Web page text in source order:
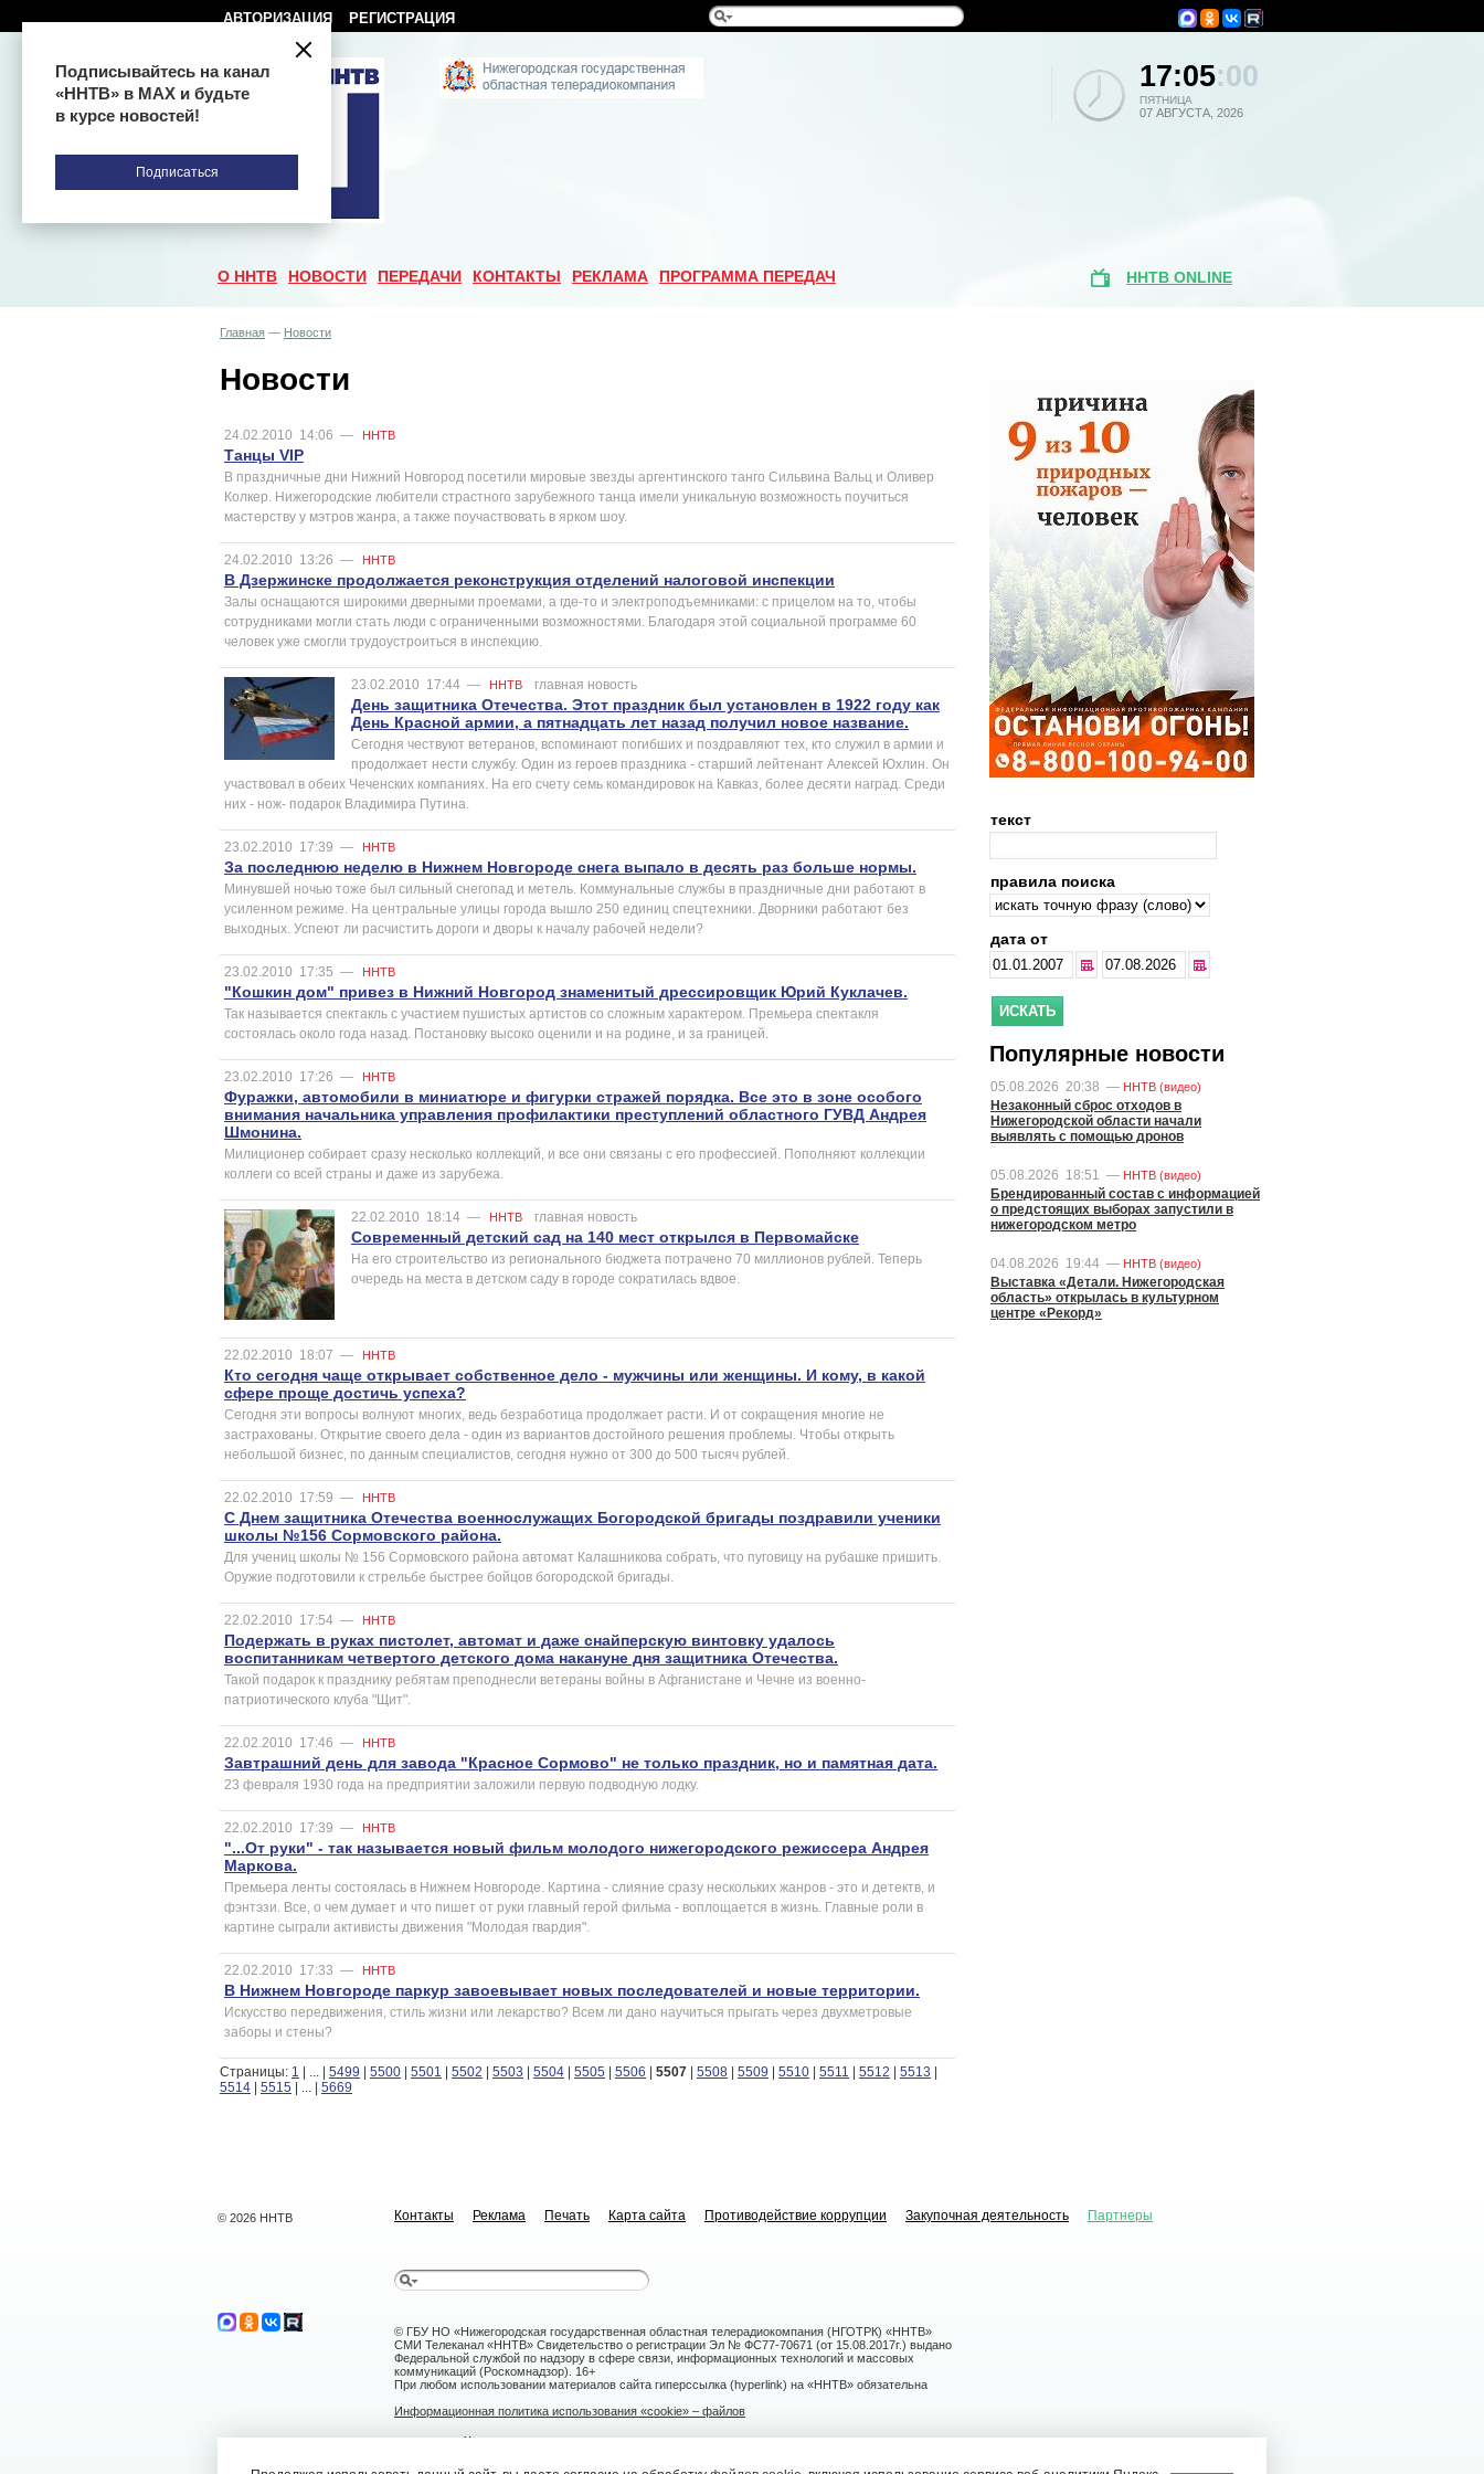
АВТОРИЗАЦИЯ РЕГИСТРАЦИЯ
17:05:00
ПЯТНИЦА
07 АВГУСТА, 2026
О ННТВ НОВОСТИ ПЕРЕДАЧИ КОНТАКТЫ РЕКЛАМА ПРОГРАММА ПЕРЕДАЧ ННТВ ONLINE
Главная — Новости
Новости
24.02.2010 14:06 — ННТВ
Танцы VIP
В праздничные дни Нижний Новгород посетили мировые звезды аргентинского танго Сильвина Вальц и Оливер
Колкер. Нижегородские любители страстного зарубежного танца имели уникальную возможность поучиться
мастерству у мэтров жанра, а также поучаствовать в ярком шоу.
24.02.2010 13:26 — ННТВ
В Дзержинске продолжается реконструкция отделений налоговой инспекции
Залы оснащаются широкими дверными проемами, а где-то и электроподъемниками: с прицелом на то, чтобы
сотрудниками могли стать люди с ограниченными возможностями. Благодаря этой социальной программе 60
человек уже смогли трудоустроиться в инспекцию.
23.02.2010 17:44 — ННТВ главная новость
День защитника Отечества. Этот праздник был установлен в 1922 году как
День Красной армии, а пятнадцать лет назад получил новое название.
Сегодня чествуют ветеранов, вспоминают погибших и поздравляют тех, кто служил в армии и
продолжает нести службу. Один из героев праздника - старший лейтенант Алексей Юхлин. Он
участвовал в обеих Чеченских компаниях. На его счету семь командировок на Кавказ, более десяти наград. Среди
них - нож- подарок Владимира Путина.
23.02.2010 17:39 — ННТВ
За последнюю неделю в Нижнем Новгороде снега выпало в десять раз больше нормы.
Минувшей ночью тоже был сильный снегопад и метель. Коммунальные службы в праздничные дни работают в
усиленном режиме. На центральные улицы города вышло 250 единиц спецтехники. Дворники работают без
выходных. Успеют ли расчистить дороги и дворы к началу рабочей недели?
23.02.2010 17:35 — ННТВ
"Кошкин дом" привез в Нижний Новгород знаменитый дрессировщик Юрий Куклачев.
Так называется спектакль с участием пушистых артистов со сложным характером. Премьера спектакля
состоялась около года назад. Постановку высоко оценили и на родине, и за границей.
23.02.2010 17:26 — ННТВ
Фуражки, автомобили в миниатюре и фигурки стражей порядка. Все это в зоне особого
внимания начальника управления профилактики преступлений областного ГУВД Андрея
Шмонина.
Милиционер собирает сразу несколько коллекций, и все они связаны с его профессией. Пополняют коллекции
коллеги со всей страны и даже из зарубежа.
22.02.2010 18:14 — ННТВ главная новость
Современный детский сад на 140 мест открылся в Первомайске
На его строительство из регионального бюджета потрачено 70 миллионов рублей. Теперь
очередь на места в детском саду в городе сократилась вдвое.
22.02.2010 18:07 — ННТВ
Кто сегодня чаще открывает собственное дело - мужчины или женщины. И кому, в какой
сфере проще достичь успеха?
Сегодня эти вопросы волнуют многих, ведь безработица продолжает расти. И от сокращения многие не
застрахованы. Открытие своего дела - один из вариантов достойного решения проблемы. Чтобы открыть
небольшой бизнес, по данным специалистов, сегодня нужно от 300 до 500 тысяч рублей.
22.02.2010 17:59 — ННТВ
С Днем защитника Отечества военнослужащих Богородской бригады поздравили ученики
школы №156 Сормовского района.
Для учениц школы № 156 Сормовского района автомат Калашникова собрать, что пуговицу на рубашке пришить.
Оружие подготовили к стрельбе быстрее бойцов богородской бригады.
22.02.2010 17:54 — ННТВ
Подержать в руках пистолет, автомат и даже снайперскую винтовку удалось
воспитанникам четвертого детского дома накануне дня защитника Отечества.
Такой подарок к празднику ребятам преподнесли ветераны войны в Афганистане и Чечне из военно-
патриотического клуба "Щит".
22.02.2010 17:46 — ННТВ
Завтрашний день для завода "Красное Сормово" не только праздник, но и памятная дата.
23 февраля 1930 года на предприятии заложили первую подводную лодку.
22.02.2010 17:39 — ННТВ
"...От руки" - так называется новый фильм молодого нижегородского режиссера Андрея
Маркова.
Премьера ленты состоялась в Нижнем Новгороде. Картина - слияние сразу нескольких жанров - это и детектв, и
фэнтэзи. Все, о чем думает и что пишет от руки главный герой фильма - воплощается в жизнь. Главные роли в
картине сыграли активисты движения "Молодая гвардия".
22.02.2010 17:33 — ННТВ
В Нижнем Новгороде паркур завоевывает новых последователей и новые территории.
Искусство передвижения, стиль жизни или лекарство? Всем ли дано научиться прыгать через двухметровые
заборы и стены?
Страницы: 1 | | 5499 | 5500 | 5501 | 5502 | 5503 | 5504 | 5505 | 5506 | 5507 | 5508 | 5509 | 5510 | 5511 | 5512 | 5513 |
5514 | 5515 | | 5669
текст
правила поиска
дата от
... ...
Популярные новости
05.08.2026 20:38 — ННТВ (видео)
Незаконный сброс отходов в
Нижегородской области начали
выявлять с помощью дронов
05.08.2026 18:51 — ННТВ (видео)
Брендированный состав с информацией
о предстоящих выборах запустили в
нижегородском метро
04.08.2026 19:44 — ННТВ (видео)
Выставка «Детали. Нижегородская
область» открылась в культурном
центре «Рекорд»
© 2026 ННТВ Контакты Реклама Печать Карта сайта Противодействие коррупции Закупочная деятельность Партнеры
© ГБУ НО «Нижегородская государственная областная телерадиокомпания (НГОТРК) «ННТВ»
СМИ Телеканал «ННТВ» Свидетельство о регистрации Эл № ФС77-70671 (от 15.08.2017г.) выдано
Федеральной службой по надзору в сфере связи, информационных технологий и массовых
коммуникаций (Роскомнадзор). 16+
При любом использовании материалов сайта гиперссылка (hyperlink) на «ННТВ» обязательна
Информационная политика использования «cookie» – файлов
nntv@nntv.tv
Подписывайтесь на канал
«ННТВ» в МАХ и будьте
в курсе новостей!
Подписаться